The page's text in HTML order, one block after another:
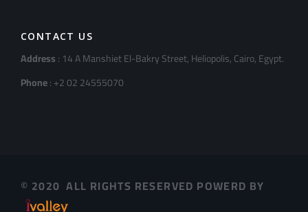
CONTACT US
Address: 14 A Manshiet El-Bakry Street, Heliopolis, Cairo, Egypt.
Phone: +2 02 24555070
© 2020 ALL RIGHTS RESERVED POWERD BY